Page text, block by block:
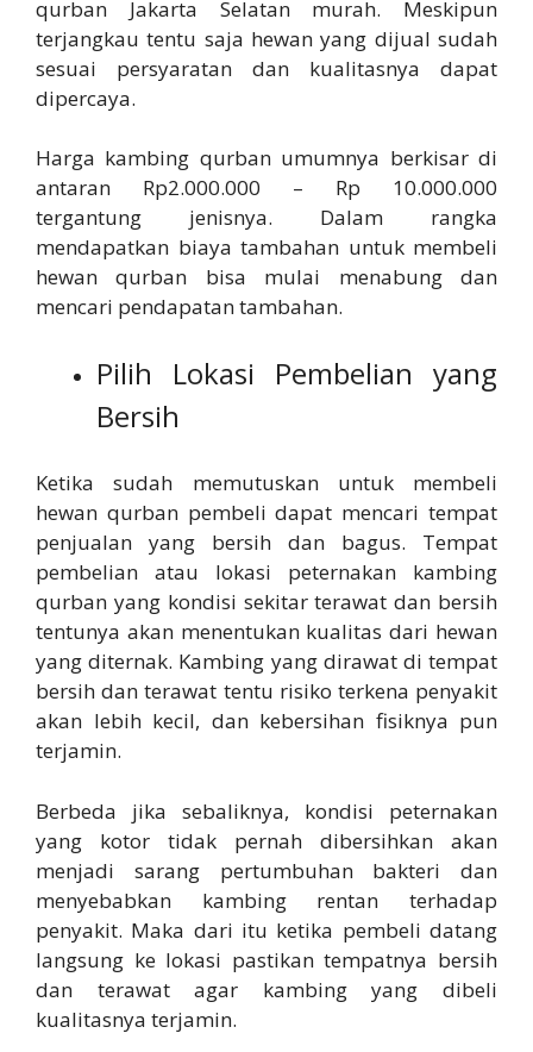
qurban Jakarta Selatan murah. Meskipun
terjangkau tentu saja hewan yang dijual sudah
sesuai persyaratan dan kualitasnya dapat
dipercaya.
Harga kambing qurban umumnya berkisar di
antaran Rp2.000.000 – Rp 10.000.000
tergantung jenisnya. Dalam rangka
mendapatkan biaya tambahan untuk membeli
hewan qurban bisa mulai menabung dan
mencari pendapatan tambahan.
Pilih Lokasi Pembelian yang
Bersih
Ketika sudah memutuskan untuk membeli
hewan qurban pembeli dapat mencari tempat
penjualan yang bersih dan bagus. Tempat
pembelian atau lokasi peternakan kambing
qurban yang kondisi sekitar terawat dan bersih
tentunya akan menentukan kualitas dari hewan
yang diternak. Kambing yang dirawat di tempat
bersih dan terawat tentu risiko terkena penyakit
akan lebih kecil, dan kebersihan fisiknya pun
terjamin.
Berbeda jika sebaliknya, kondisi peternakan
yang kotor tidak pernah dibersihkan akan
menjadi sarang pertumbuhan bakteri dan
menyebabkan kambing rentan terhadap
penyakit. Maka dari itu ketika pembeli datang
langsung ke lokasi pastikan tempatnya bersih
dan terawat agar kambing yang dibeli
kualitasnya terjamin.